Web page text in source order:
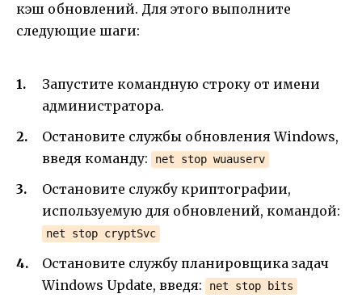
кэш обновлений. Для этого выполните
следующие шаги:
Запустите командную строку от имени
администратора.
Остановите службы обновления Windows,
введя команду:
net stop wuauserv
Остановите службу криптографии,
используемую для обновлений, командой:
net stop cryptSvc
Остановите службу планировщика задач
Windows Update, введя:
net stop bits